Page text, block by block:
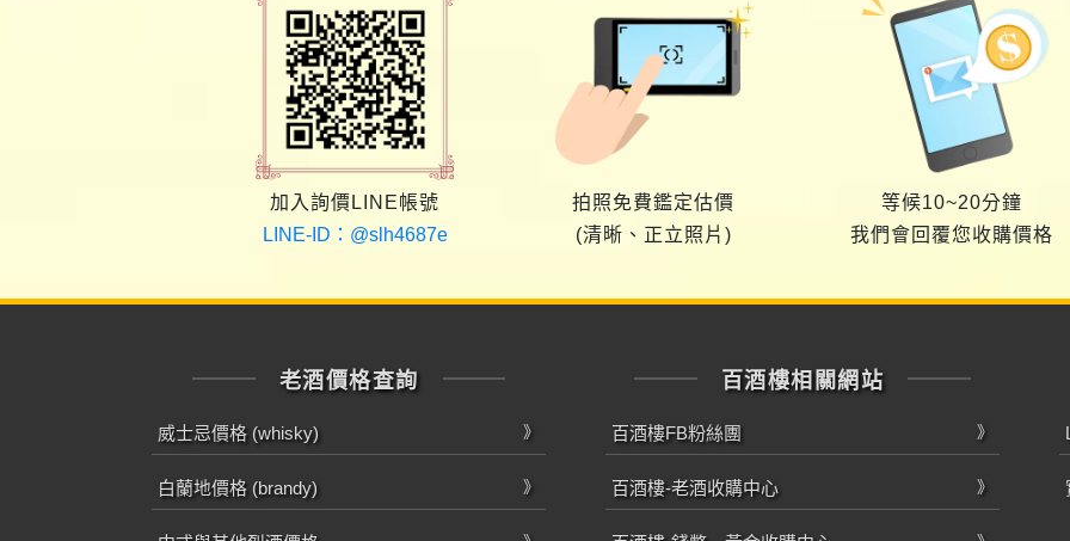
加入詢價LINE帳號
LINE-ID：@slh4687e
拍照免費鑑定估價
(清晰、正立照片)
等候10~20分鐘
我們會回覆您收購價格
老酒價格查詢
威士忌價格 (whisky)
白蘭地價格 (brandy)
百酒樓相關網站
百酒樓FB粉絲團
百酒樓-老酒收購中心